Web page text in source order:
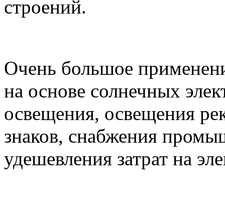
строений.
Очень большое
на основе солнечных
освещения, освещения
знаков, снабжения
удешевления затрат на